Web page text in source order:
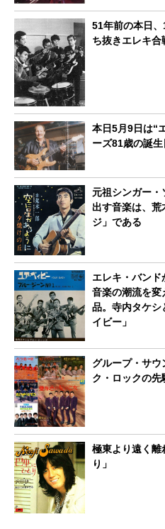
51年前の本日
ち抜きエレキ合
本日5月9日は“
ーズ81歳の誕生
元祖シンガー
出す音楽は、
ジ」である
エレキ・バン
音楽の潮流を変
品。寺内タケシ
イビー」
グループ・サ
ク・ロックの先
極東より遠く離
り」